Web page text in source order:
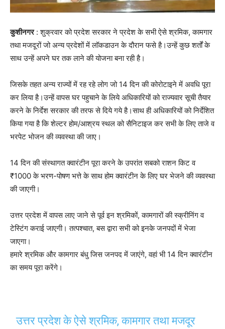
कुशीनगर: शुक्रवार को प्रदेश सरकार ने प्रदेश के सभी ऐसे श्रमिक, कामगार
तथा मजदूरों जो अन्य प्रदेशों में लॉकडाउन के दौरान फसे है।उन्हें कुछ शर्तों के
साथ उन्हें अपने घर तक लाने की योजना बना रही है।
जिसके तहत अन्य राज्यों में रह रहे लोग जो 14 दिन की कोरोटाइने में अवधि पूरा
कर लिया है।उन्हें वापस घर पहुचाने के लिये अधिकारियों को राज्यवार सूची तैयार
करने के निर्देश सरकार की तरफ से दिये गये है।साथ ही अधिकारियों को निर्देशित
किया गया है कि शेल्टर होम/आश्रय स्थल को सैनिटाइज कर सभी के लिए ताजे व
भरपेट भोजन की व्यवस्था की जाए।
14 दिन की संस्थागत क्वारंटीन पूरा करने के उपरांत सबको राशन किट व
₹1000 के भरण-पोषण भत्ते के साथ होम क्वारंटीन के लिए घर भेजने की व्यवस्था
की जाएगी।
उत्तर प्रदेश में वापस लाए जाने से पूर्व इन श्रमिकों, कामगारों की स्क्रीनिंग व
टेस्टिंग कराई जाएगी। तत्पश्चात, बस द्वारा सभी को इनके जनपदों में भेजा
जाएगा।
हमारे श्रमिक और कामगार बंधु जिस जनपद में जाएंगे, वहां भी 14 दिन क्वारंटीन
का समय पूरा करेंगे।
उत्तर प्रदेश के ऐसे श्रमिक, कामगार तथा मजदूर